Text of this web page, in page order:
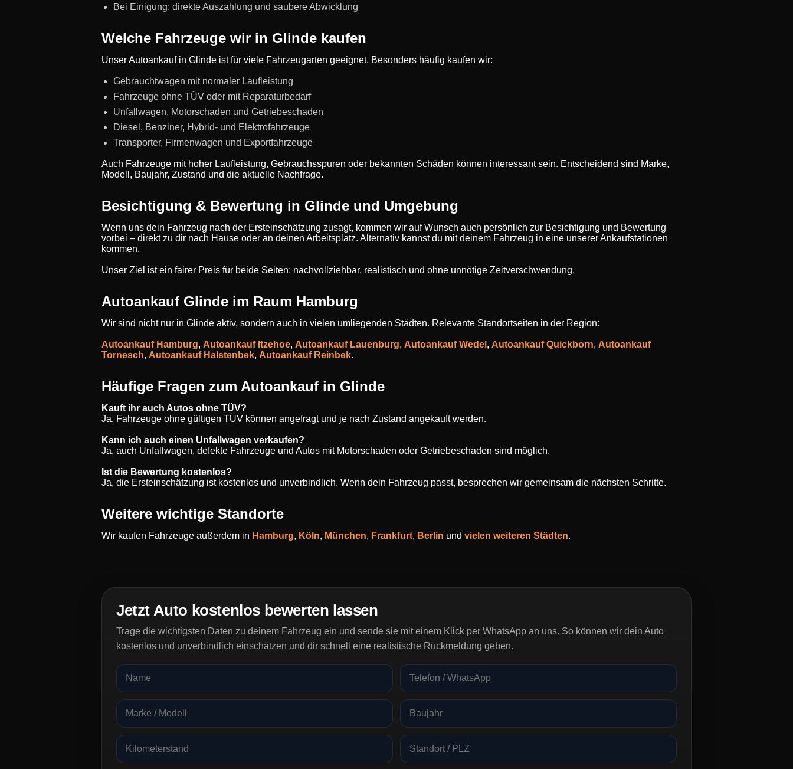
Bei Einigung: direkte Auszahlung und saubere Abwicklung
Welche Fahrzeuge wir in Glinde kaufen
Unser Autoankauf in Glinde ist für viele Fahrzeugarten geeignet. Besonders häufig kaufen wir:
Gebrauchtwagen mit normaler Laufleistung
Fahrzeuge ohne TÜV oder mit Reparaturbedarf
Unfallwagen, Motorschaden und Getriebeschaden
Diesel, Benziner, Hybrid- und Elektrofahrzeuge
Transporter, Firmenwagen und Exportfahrzeuge
Auch Fahrzeuge mit hoher Laufleistung, Gebrauchsspuren oder bekannten Schäden können interessant sein. Entscheidend sind Marke,
Modell, Baujahr, Zustand und die aktuelle Nachfrage.
Besichtigung & Bewertung in Glinde und Umgebung
Wenn uns dein Fahrzeug nach der Ersteinschätzung zusagt, kommen wir auf Wunsch auch persönlich zur Besichtigung und Bewertung
vorbei – direkt zu dir nach Hause oder an deinen Arbeitsplatz. Alternativ kannst du mit deinem Fahrzeug in eine unserer Ankaufstationen
kommen.
Unser Ziel ist ein fairer Preis für beide Seiten: nachvollziehbar, realistisch und ohne unnötige Zeitverschwendung.
Autoankauf Glinde im Raum Hamburg
Wir sind nicht nur in Glinde aktiv, sondern auch in vielen umliegenden Städten. Relevante Standortseiten in der Region:
Autoankauf Hamburg, Autoankauf Itzehoe, Autoankauf Lauenburg, Autoankauf Wedel , Autoankauf Quickborn, Autoankauf
Tornesch, Autoankauf Halstenbek, Autoankauf Reinbek.
Häufige Fragen zum Autoankauf in Glinde
Kauft ihr auch Autos ohne TÜV?
Ja, Fahrzeuge ohne gültigen TÜV können angefragt und je nach Zustand angekauft werden.
Kann ich auch einen Unfallwagen verkaufen?
Ja, auch Unfallwagen, defekte Fahrzeuge und Autos mit Motorschaden oder Getriebeschaden sind möglich.
Ist die Bewertung kostenlos?
Ja, die Ersteinschätzung ist kostenlos und unverbindlich. Wenn dein Fahrzeug passt, besprechen wir gemeinsam die nächsten Schritte.
Weitere wichtige Standorte
Wir kaufen Fahrzeuge außerdem in Hamburg, Köln, München, Frankfurt, Berlin und vielen weiteren Städten.
Jetzt Auto kostenlos bewerten lassen
Trage die wichtigsten Daten zu deinem Fahrzeug ein und sende sie mit einem Klick per WhatsApp an uns. So können wir dein Auto
kostenlos und unverbindlich einschätzen und dir schnell eine realistische Rückmeldung geben.